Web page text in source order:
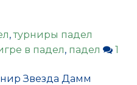
,турниры падел
в падел, падел 1
Звезда Дамм